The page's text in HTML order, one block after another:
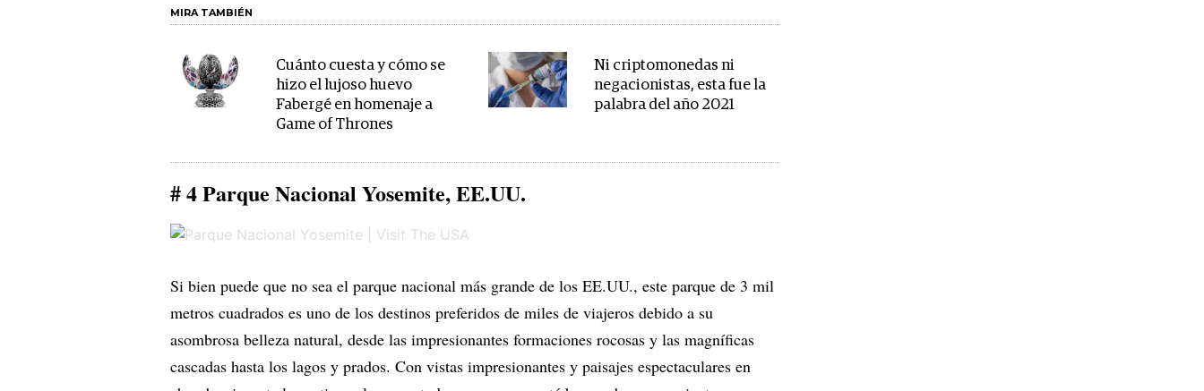
MIRA TAMBIÉN
Cuánto cuesta y cómo se
hizo el lujoso huevo
Fabergé en homenaje a
Game of Thrones
Ni criptomonedas ni
negacionistas, esta fue la
palabra del año 2021
# 4 Parque Nacional Yosemite, EE.UU.
Si bien puede que no sea el parque nacional más grande de los EE.UU., este parque de 3 mil
metros cuadrados es uno de los destinos preferidos de miles de viajeros debido a su
asombrosa belleza natural, desde las impresionantes formaciones rocosas y las magníficas
cascadas hasta los lagos y prados. Con vistas impresionantes y paisajes espectaculares en